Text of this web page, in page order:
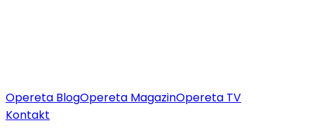
Opereta BlogOpereta MagazinOpereta TV
Kontakt